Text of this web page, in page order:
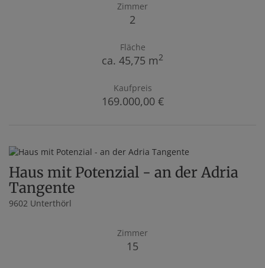
Zimmer
2
Fläche
ca. 45,75 m2
Kaufpreis
169.000,00 €
Haus mit Potenzial - an der Adria
Tangente
9602 Unterthörl
Zimmer
15